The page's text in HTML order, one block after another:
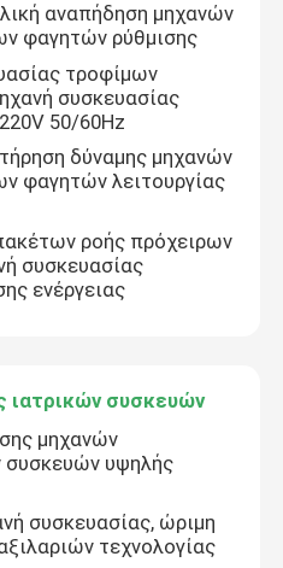
αναπήδηση μηχανών
φαγητών ρύθμισης
τροφίμων
συσκευασίας
50/60Hz
δύναμης μηχανών
φαγητών λειτουργίας
ροής πρόχειρων
συσκευασίας
ενέργειας
ιατρικών συσκευών
μηχανών
συσκευών υψηλής
συσκευασίας, ώριμη
τεχνολογίας